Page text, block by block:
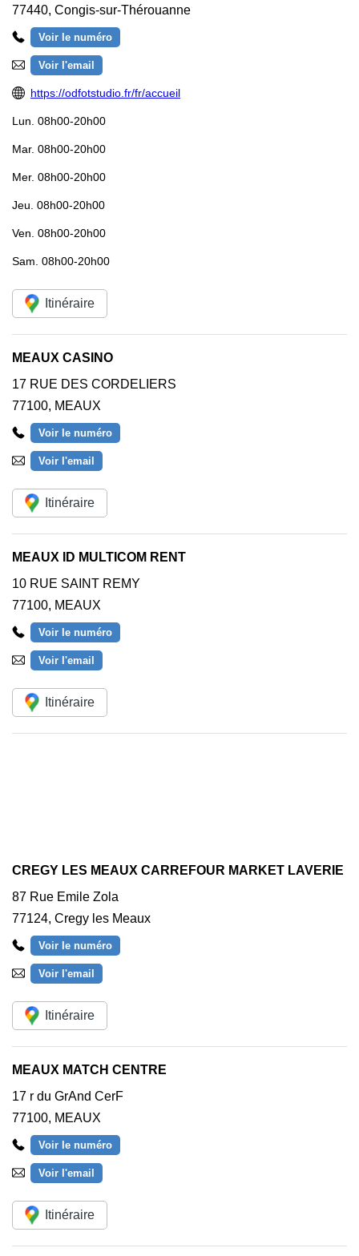
77440, Congis-sur-Thérouanne
Voir le numéro
Voir l'email
https://odfotstudio.fr/fr/accueil
Lun. 08h00-20h00
Mar. 08h00-20h00
Mer. 08h00-20h00
Jeu. 08h00-20h00
Ven. 08h00-20h00
Sam. 08h00-20h00
Itinéraire
MEAUX CASINO
17 RUE DES CORDELIERS
77100, MEAUX
Voir le numéro
Voir l'email
Itinéraire
MEAUX ID MULTICOM RENT
10 RUE SAINT REMY
77100, MEAUX
Voir le numéro
Voir l'email
Itinéraire
CREGY LES MEAUX CARREFOUR MARKET LAVERIE
87 Rue Emile Zola
77124, Cregy les Meaux
Voir le numéro
Voir l'email
Itinéraire
MEAUX MATCH CENTRE
17 r du GrAnd CerF
77100, MEAUX
Voir le numéro
Voir l'email
Itinéraire